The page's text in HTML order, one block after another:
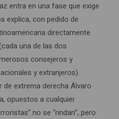
entra en una fase que exige
explica, con pedido de
directamente
una de las dos
consejeros y
y extranjeros).
extrema derecha Álvaro
opuestos a cualquier
no se “rindan”, pero